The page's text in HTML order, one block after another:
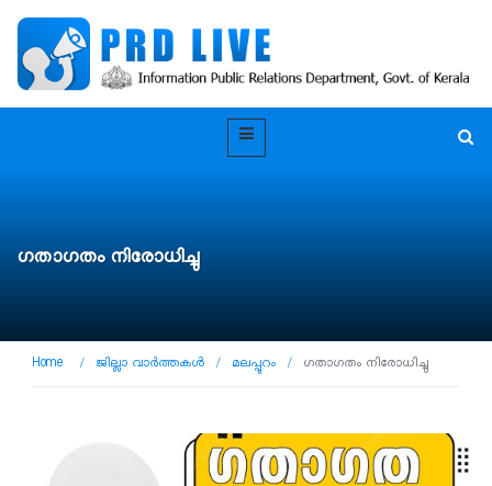
ഗതാഗതം നിരോധിച്ചു
Home / ജില്ലാ വാർത്തകൾ / മലപ്പുറം / ഗതാഗതം നിരോധിച്ചു